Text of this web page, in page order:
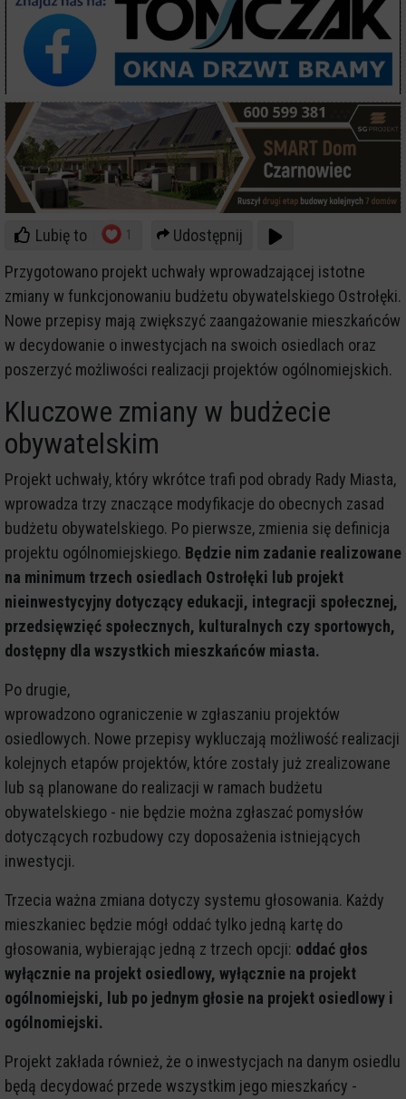
Lubię to 1
Udostępnij
Przygotowano projekt uchwały wprowadzającej istotne
zmiany w funkcjonowaniu budżetu obywatelskiego Ostrołęki.
Nowe przepisy mają zwiększyć zaangażowanie mieszkańców
w decydowanie o inwestycjach na swoich osiedlach oraz
poszerzyć możliwości realizacji projektów ogólnomiejskich.
Kluczowe zmiany w budżecie
obywatelskim
Projekt uchwały, który wkrótce trafi pod obrady Rady Miasta,
wprowadza trzy znaczące modyfikacje do obecnych zasad
budżetu obywatelskiego. Po pierwsze, zmienia się definicja
projektu ogólnomiejskiego. Będzie nim zadanie realizowane
na minimum trzech osiedlach Ostrołęki lub projekt
nieinwestycyjny dotyczący edukacji, integracji społecznej,
przedsięwzięć społecznych, kulturalnych czy sportowych,
dostępny dla wszystkich mieszkańców miasta.
Po drugie,
wprowadzono ograniczenie w zgłaszaniu projektów
osiedlowych. Nowe przepisy wykluczają możliwość realizacji
kolejnych etapów projektów, które zostały już zrealizowane
lub są planowane do realizacji w ramach budżetu
obywatelskiego - nie będzie można zgłaszać pomysłów
dotyczących rozbudowy czy doposażenia istniejących
inwestycji.
Trzecia ważna zmiana dotyczy systemu głosowania. Każdy
mieszkaniec będzie mógł oddać tylko jedną kartę do
głosowania, wybierając jedną z trzech opcji: oddać głos
wyłącznie na projekt osiedlowy, wyłącznie na projekt
ogólnomiejski, lub po jednym głosie na projekt osiedlowy i
ogólnomiejski.
Projekt zakłada również, że o inwestycjach na danym osiedlu
będą decydować przede wszystkim jego mieszkańcy -